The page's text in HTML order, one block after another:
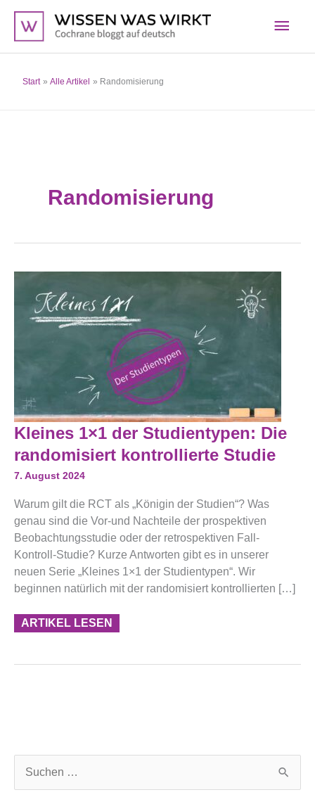
Inhalt
springen
Start Alle Artikel Randomisierung
Randomisierung
Kleines 1×1 der Studientypen: Die
randomisiert kontrollierte Studie
7. August 2024
Warum gilt die RCT als „Königin der Studien“? Was
genau sind die Vor-und Nachteile der prospektiven
Beobachtungsstudie oder der retrospektiven Fall-
Kontroll-Studie? Kurze Antworten gibt es in unserer
neuen Serie „Kleines 1×1 der Studientypen“. Wir
beginnen natürlich mit der randomisiert kontrollierten […]
Kleines
1×1
Der
Studientypen:
Die
Randomisiert
Studie
ARTIKEL LESEN
u